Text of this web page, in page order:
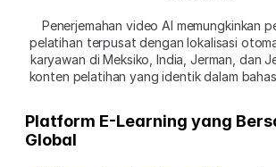
Penerjemahan video AI memungkinkan
pelatihan terpusat dengan lokalisasi
karyawan di Meksiko, India, Jerman, dan
konten pelatihan yang identik dalam
Platform E-Learning yang
Global